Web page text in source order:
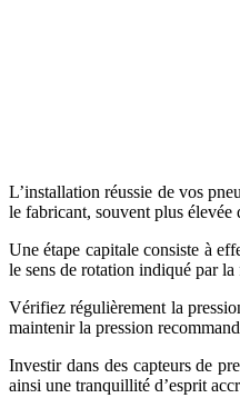
L’installation réussie de vos
le fabricant, souvent plus élevée
Une étape capitale consiste à
le sens de rotation indiqué par
Vérifiez régulièrement la
maintenir la pression
Investir dans des capteurs de
ainsi une tranquillité d’esprit